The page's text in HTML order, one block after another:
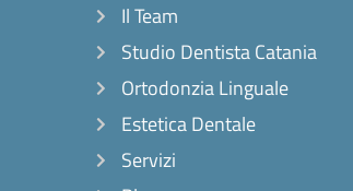
Il Team
Studio Dentista Catania
Ortodonzia Linguale
Estetica Dentale
Servizi